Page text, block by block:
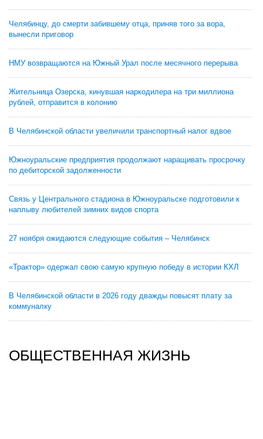
Челябинцу, до смерти забившему отца, приняв того за вора,
вынесли приговор
НМУ возвращаются на Южный Урал после месячного перерыва
Жительница Озерска, кинувшая наркодилера на три миллиона
рублей, отправится в колонию
В Челябинской области увеличили транспортный налог вдвое
Южноуральские предприятия продолжают наращивать просрочку
по дебиторской задолженности
Связь у Центрального стадиона в Южноуральске подготовили к
наплыву любителей зимних видов спорта
27 ноября ожидаются следующие события – Челябинск
«Трактор» одержал свою самую крупную победу в истории КХЛ
В Челябинской области в 2026 году дважды повысят плату за
коммуналку
ОБЩЕСТВЕННАЯ ЖИЗНЬ